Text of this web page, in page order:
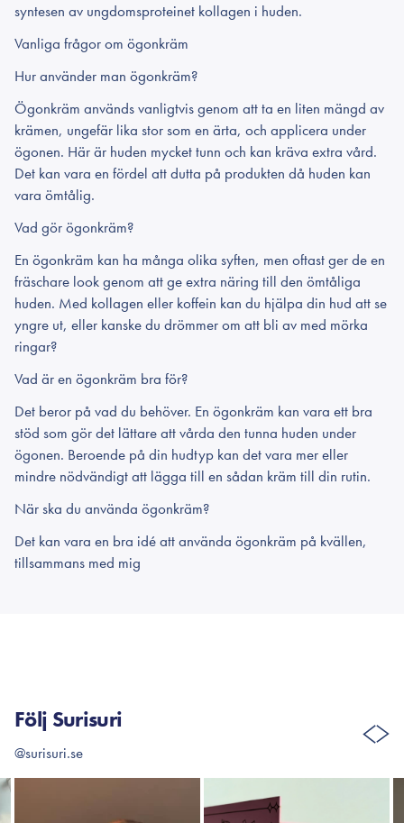
syntesen av ungdomsproteinet kollagen i huden.
Vanliga frågor om ögonkräm
Hur använder man ögonkräm?
Ögonkräm används vanligtvis genom att ta en liten mängd av
krämen, ungefär lika stor som en ärta, och applicera under
ögonen. Här är huden mycket tunn och kan kräva extra vård.
Det kan vara en fördel att dutta på produkten då huden kan
vara ömtålig.
Vad gör ögonkräm?
En ögonkräm kan ha många olika syften, men oftast ger de en
fräschare look genom att ge extra näring till den ömtåliga
huden. Med kollagen eller koffein kan du hjälpa din hud att se
yngre ut, eller kanske du drömmer om att bli av med mörka
ringar?
Vad är en ögonkräm bra för?
Det beror på vad du behöver. En ögonkräm kan vara ett bra
stöd som gör det lättare att vårda den tunna huden under
ögonen. Beroende på din hudtyp kan det vara mer eller
mindre nödvändigt att lägga till en sådan kräm till din rutin.
När ska du använda ögonkräm?
Det kan vara en bra idé att använda ögonkräm på kvällen,
tillsammans med mig
Följ Surisuri
@surisuri.se